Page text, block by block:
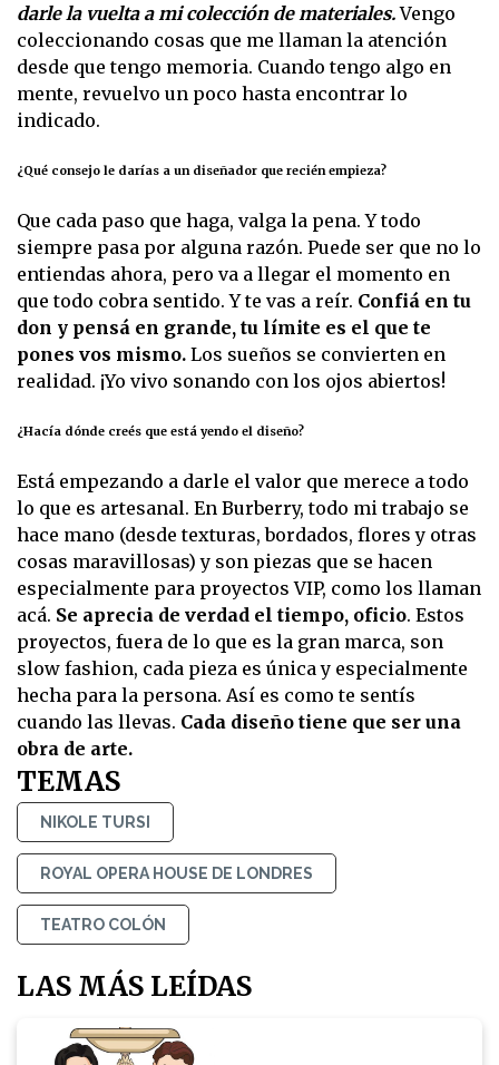
darle la vuelta a mi colección de materiales.Vengo
coleccionando cosas que me llaman la atención
desde que tengo memoria. Cuando tengo algo en
mente, revuelvo un poco hasta encontrar lo
indicado.
¿Qué consejo le darías a un diseñador que recién empieza?
Que cada paso que haga, valga la pena. Y todo
siempre pasa por alguna razón. Puede ser que no lo
entiendas ahora, pero va a llegar el momento en
que todo cobra sentido. Y te vas a reír. Confiá en tu
don y pensá en grande, tu límite es el que te
pones vos mismo. Los sueños se convierten en
realidad. ¡Yo vivo sonando con los ojos abiertos!
¿Hacía dónde creés que está yendo el diseño?
Está empezando a darle el valor que merece a todo
lo que es artesanal. En Burberry, todo mi trabajo se
hace mano (desde texturas, bordados, flores y otras
cosas maravillosas) y son piezas que se hacen
especialmente para proyectos VIP, como los llaman
acá. Se aprecia de verdad el tiempo, oficio. Estos
proyectos, fuera de lo que es la gran marca, son
slow fashion, cada pieza es única y especialmente
hecha para la persona. Así es como te sentís
cuando las llevas. Cada diseño tiene que ser una
obra de arte.
TEMAS
NIKOLE TURSI
ROYAL OPERA HOUSE DE LONDRES
TEATRO COLÓN
LAS MÁS LEÍDAS